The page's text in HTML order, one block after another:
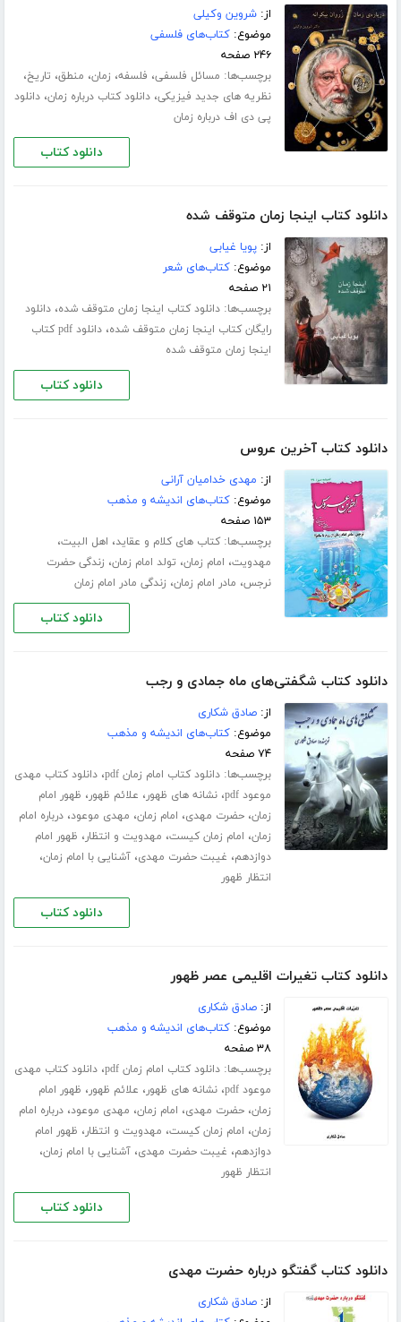
از:شروین وکیلی
موضوع:کتاب‌های فلسفی
۲۴۶ صفحه
برچسب‌ها: مسائل فلسفى، فلسفه، زمان، منطق، تاریخ،
نظریه هاى جدید فیزیکی،دانلود کتاب درباره زمان،دانلود
پی دی اف درباره زمان
دانلود کتاب
دانلود کتاب اینجا زمان متوقف شده
از:پویا غیابی
موضوع:کتاب‌های شعر
۲۱ صفحه
برچسب‌ها:دانلود کتاب اینجا زمان متوقف شده،دانلود
رایگان کتاب اینجا زمان متوقف شده،
دانلود pdf کتاب
اینجا زمان متوقف شده
دانلود کتاب
دانلود کتاب آخرین عروس
از: مهدی خدامیان آرانی
موضوع:کتاب‌های اندیشه و مذهب
۱۵۳ صفحه
برچسب‌ها:کتاب های کلام و عقاید، اهل البیت،
مهدویت، امام زمان، تولد امام زمان، زندگی حضرت
نرجس، مادر امام زمان، زندگی مادر امام زمان
دانلود کتاب
دانلود کتاب شگفتی‌های ماه جمادی و رجب
از:صادق شکاری
موضوع:کتاب‌های اندیشه و مذهب
۷۴ صفحه
برچسب‌ها:دانلود کتاب امام زمان pdf ،دانلود کتاب مهدی
موعود pdf
،نشانه های ظهور، علائم ظهور، ظهور امام
زمان،حضرت مهدی، امام زمان، مهدی موعود،درباره امام
زمان، امام زمان کیست، مهدویت و انتظار، ظهور امام
دوازدهم، غیبت حضرت مهدی،آشنایی با امام زمان،
انتظار ظهور
دانلود کتاب
دانلود کتاب تغیرات اقلیمی عصر ظهور
از:صادق شکاری
موضوع:کتاب‌های اندیشه و مذهب
۳۸ صفحه
برچسب‌ها:دانلود کتاب امام زمان pdf ،دانلود کتاب مهدی
موعود pdf
،نشانه های ظهور، علائم ظهور، ظهور امام
زمان،حضرت مهدی، امام زمان، مهدی موعود،درباره امام
زمان، امام زمان کیست، مهدویت و انتظار، ظهور امام
دوازدهم، غیبت حضرت مهدی،آشنایی با امام زمان،
انتظار ظهور
دانلود کتاب
دانلود کتاب گفتگو درباره حضرت مهدی‌
از:صادق شکاری